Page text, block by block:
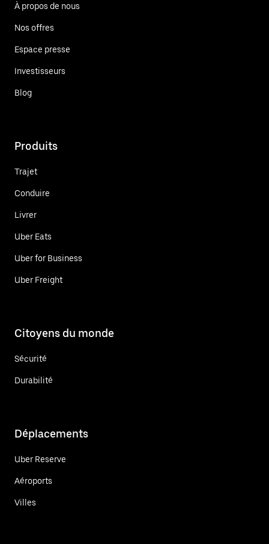
À propos de nous
Nos offres
Espace presse
Investisseurs
Blog
Produits
Trajet
Conduire
Livrer
Uber Eats
Uber for Business
Uber Freight
Citoyens du monde
Sécurité
Durabilité
Déplacements
Uber Reserve
Aéroports
Villes